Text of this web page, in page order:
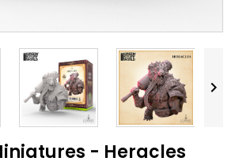

- Heracles